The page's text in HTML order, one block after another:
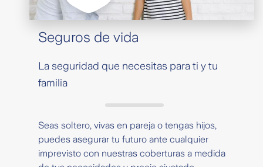
Seguros de vida
La seguridad que necesitas para ti y tu
familia
Seas soltero, vivas en pareja o tengas hijos,
puedes asegurar tu futuro ante cualquier
imprevisto con nuestras coberturas a medida